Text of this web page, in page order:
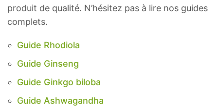
produit de qualité. N’hésitez pas à lire nos guides
complets.
Guide Rhodiola
Guide Ginseng
Guide Ginkgo biloba
Guide Ashwagandha